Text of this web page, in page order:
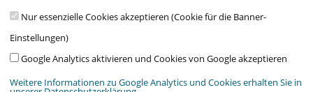
Wir arbeiten im Auftrag von:Stiftung Juliusspital Würzburg,Medmissio&
Nur essenzielle Cookies akzeptieren (Cookie für die Banner-
Einstellungen)
Google Analytics aktivieren und Cookies von Google akzeptieren
Weitere Informationen zu Google Analytics und Cookies erhalten Sie in